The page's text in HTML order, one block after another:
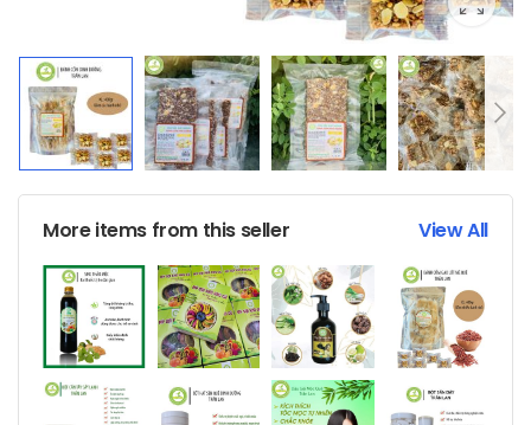
More items from this seller View All